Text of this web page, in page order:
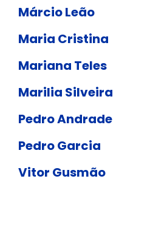
Márcio Leão
Maria Cristina
Mariana Teles
Marilia Silveira
Pedro Andrade
Pedro Garcia
Vitor Gusmão